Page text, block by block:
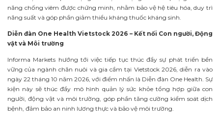
năng chống viêm được chứng minh, nhằm bảo vệ hệ tiêu hóa, duy trì
năng suất và góp phần giảm thiểu kháng thuốc kháng sinh.
Diễn đàn One Health Vietstock 2026 – Kết nối Con người, Động
vật và Môi trường
Informa Markets hướng tới việc tiếp tục thúc đẩy sự phát triển bền
vững của ngành chăn nuôi và gia cầm tại Vietstock 2026, diễn ra vào
ngày 22 tháng 10 năm 2026, với điểm nhấn là Diễn đàn One Health. Sự
kiện này sẽ thúc đẩy mô hình quản lý sức khỏe tổng hợp giữa con
người, động vật và môi trường, góp phần tăng cường kiểm soát dịch
bệnh, đảm bảo an ninh lương thực và bảo vệ môi trường.